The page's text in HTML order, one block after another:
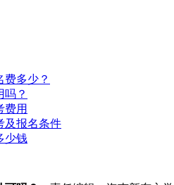
费多少？
吗？
费用
及报名条件
少钱